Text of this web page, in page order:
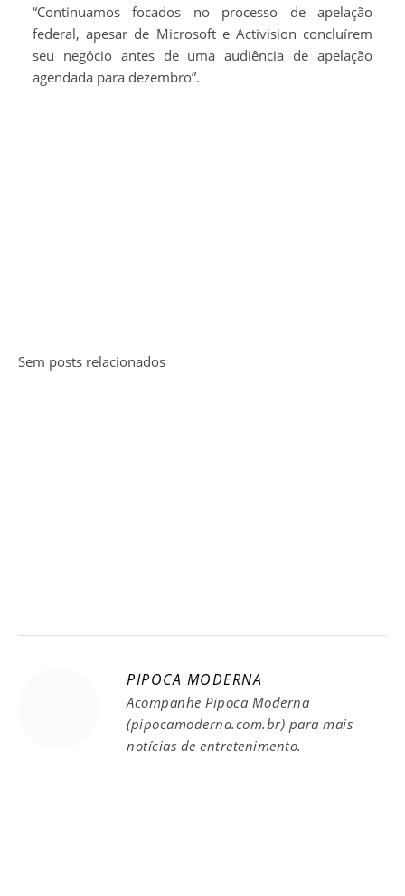
“Continuamos focados no processo de apelação
federal, apesar de Microsoft e Activision concluírem
seu negócio antes de uma audiência de apelação
agendada para dezembro”.
Sem posts relacionados
PIPOCA MODERNA
Acompanhe Pipoca Moderna
(pipocamoderna.com.br) para mais
notícias de entretenimento.